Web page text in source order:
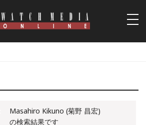
Masahiro Kikuno (菊野 昌宏)
の検索結果です